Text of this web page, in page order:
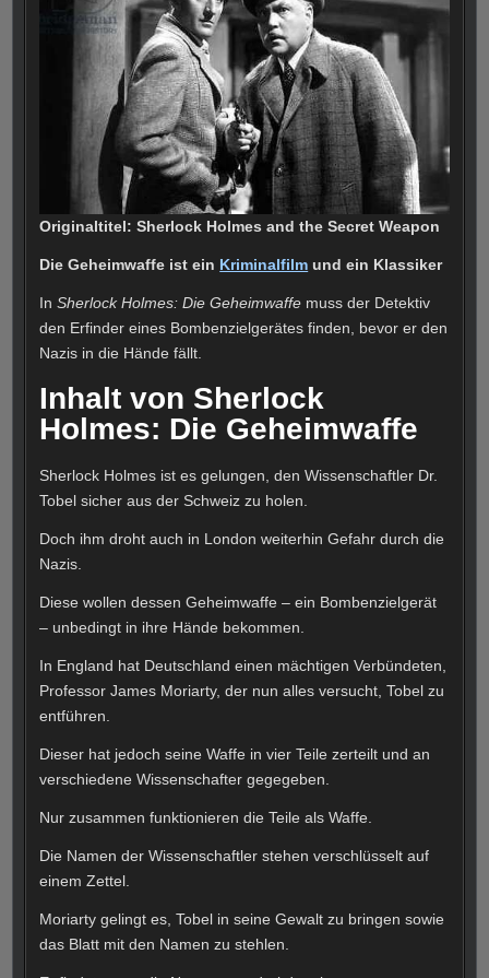
Originaltitel: Sherlock Holmes and the Secret Weapon
Die Geheimwaffe ist ein Kriminalfilm und ein Klassiker
InSherlock Holmes: Die Geheimwaffe muss der Detektiv
den Erfinder eines Bombenzielgerätes finden, bevor er den
Nazis in die Hände fällt.
Inhalt von Sherlock
Holmes: Die Geheimwaffe
Sherlock Holmes ist es gelungen, den Wissenschaftler Dr.
Tobel sicher aus der Schweiz zu holen.
Doch ihm droht auch in London weiterhin Gefahr durch die
Nazis.
Diese wollen dessen Geheimwaffe – ein Bombenzielgerät
– unbedingt in ihre Hände bekommen.
In England hat Deutschland einen mächtigen Verbündeten,
Professor James Moriarty, der nun alles versucht, Tobel zu
entführen.
Dieser hat jedoch seine Waffe in vier Teile zerteilt und an
verschiedene Wissenschafter gegegeben.
Nur zusammen funktionieren die Teile als Waffe.
Die Namen der Wissenschaftler stehen verschlüsselt auf
einem Zettel.
Moriarty gelingt es, Tobel in seine Gewalt zu bringen sowie
das Blatt mit den Namen zu stehlen.